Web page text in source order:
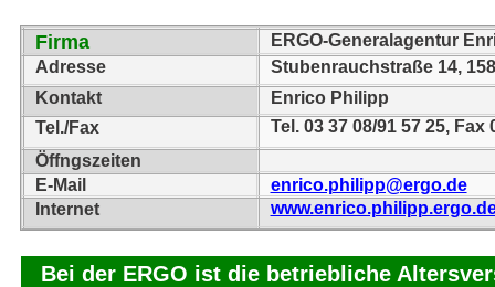
Firma
ERGO-Generalagentur
Adresse
Stubenrauchstraße 14,
Kontakt
Enrico Philipp
Tel./Fax
Tel. 03 37 08/91 57 25, Fax
Öffngszeiten
E-Mail
enrico.philipp@ergo.de
Internet
Bei der ERGO ist die betriebliche